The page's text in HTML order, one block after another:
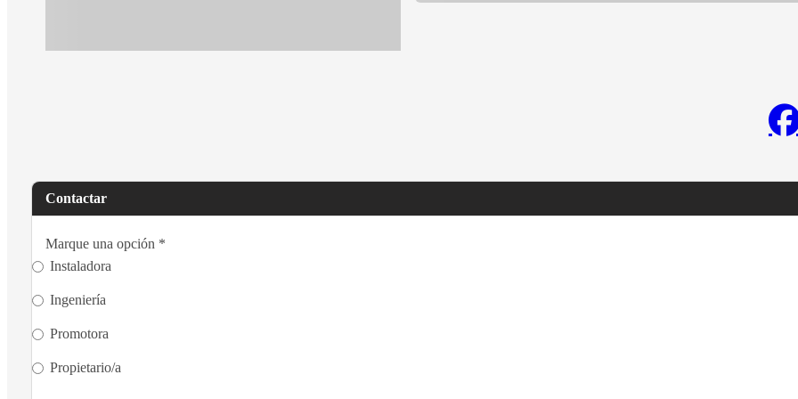
Contactar
Marque una opción *
Instaladora
Ingeniería
Promotora
Propietario/a